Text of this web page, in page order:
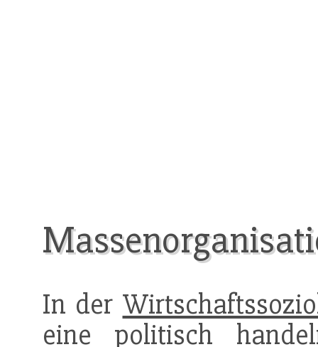
In der
eine politisch